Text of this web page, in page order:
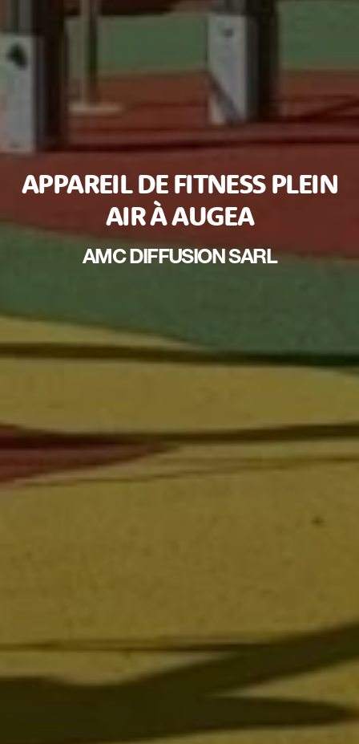
APPAREIL DE FITNESS PLEIN
AIR À AUGEA
AMC DIFFUSION SARL